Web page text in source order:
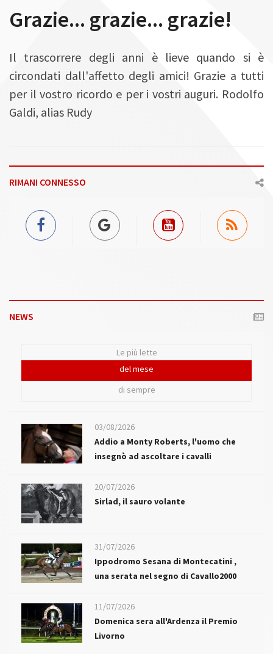
n
Grazie... grazie... grazie!
Il trascorrere degli anni è lieve quando si è
circondati dall'affetto degli amici! Grazie a tutti
per il vostro ricordo e per i vostri auguri. Rodolfo
Galdi, alias Rudy
RIMANI CONNESSO
NEWS
Le più lette
del mese
di sempre
03/08/2026
Addio a Monty Roberts, l'uomo che
insegnò ad ascoltare i cavalli
20/07/2026
Sirlad, il sauro volante
31/07/2026
Ippodromo Sesana di Montecatini ,
una serata nel segno di Cavallo2000
11/07/2026
Domenica sera all'Ardenza il Premio
Livorno